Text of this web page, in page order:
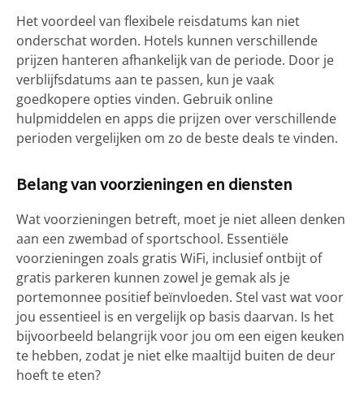
Het voordeel van flexibele reisdatums kan niet
onderschat worden. Hotels kunnen verschillende
prijzen hanteren afhankelijk van de periode. Door je
verblijfsdatums aan te passen, kun je vaak
goedkopere opties vinden. Gebruik online
hulpmiddelen en apps die prijzen over verschillende
perioden vergelijken om zo de beste deals te vinden.
Belang van voorzieningen en diensten
Wat voorzieningen betreft, moet je niet alleen denken
aan een zwembad of sportschool. Essentiële
voorzieningen zoals gratis WiFi, inclusief ontbijt of
gratis parkeren kunnen zowel je gemak als je
portemonnee positief beïnvloeden. Stel vast wat voor
jou essentieel is en vergelijk op basis daarvan. Is het
bijvoorbeeld belangrijk voor jou om een eigen keuken
te hebben, zodat je niet elke maaltijd buiten de deur
hoeft te eten?